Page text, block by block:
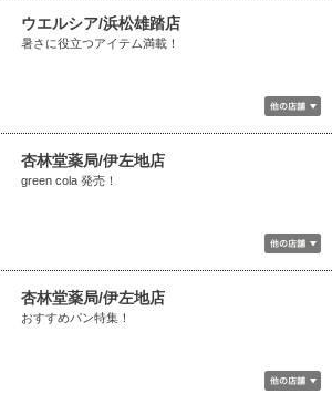
ウエルシア/浜松雄踏店
暑さに役立つアイテム満載！
杏林堂薬局/伊左地店
green cola 発売！
杏林堂薬局/伊左地店
おすすめパン特集！